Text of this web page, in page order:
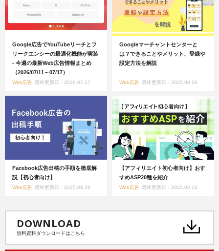
Google広告でYouTubeリーチとフ
リークエンシーの最適化機能が実装
- 今週の最新Web広告情報まとめ
（2026/07/11～07/17）
Web広告 最終更新日：2026.07.17
Googleマーチャントセンターと
は？できることやメリット、登録や
設定方法を解説
Web広告 最終更新日：2025.08.26
Facebook広告出稿の手順を徹底解
説【初心者向け】
Web広告 最終更新日：2025.08.26
【アフィリエイト初心者向け】おす
すめASP20種を紹介
Web広告 最終更新日：2025.02.13
DOWNLOAD
無料資料ダウンロードはこちら